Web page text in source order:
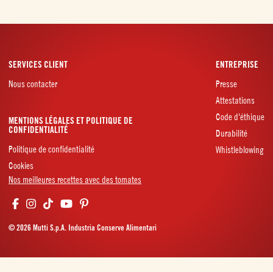
SERVICES CLIENT
Nous contacter
ENTREPRISE
Presse
Attestations
Code d'éthique
Durabilité
Whistleblowing
MENTIONS LÉGALES ET POLITIQUE DE
CONFIDENTIALITÉ
Politique de confidentialité
Cookies
Nos meilleures recettes avec des tomates
© 2026 Mutti S.p.A. Industria Conserve Alimentari